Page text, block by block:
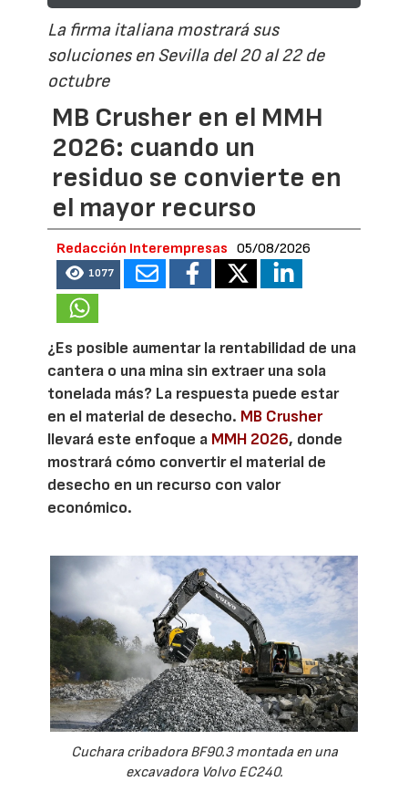
La firma italiana mostrará sus
soluciones en Sevilla del 20 al 22 de
octubre
MB Crusher en el MMH
2026: cuando un
residuo se convierte en
el mayor recurso
Redacción Interempresas 05/08/2026
1077
¿Es posible aumentar la rentabilidad de una
cantera o una mina sin extraer una sola
tonelada más? La respuesta puede estar
en el material de desecho. MB Crusher
llevará este enfoque a MMH 2026, donde
mostrará cómo convertir el material de
desecho en un recurso con valor
económico.
Cuchara cribadora BF90.3 montada en una
excavadora Volvo EC240.